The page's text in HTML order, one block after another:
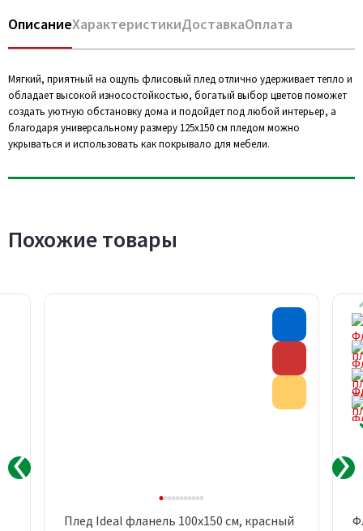
ОписаниеХарактеристикиДоставкаОплата
Мягкий, приятный на ощупь флисовый плед отлично удерживает тепло и
обладает высокой износостойкостью, богатый выбор цветов поможет
создать уютную обстановку дома и подойдет под любой интерьер, а
благодаря универсальному размеру 125х150 см пледом можно
укрываться и использовать как покрывало для мебели.
Похожие товары
Хит
Плед Ideal фланель 100х150 см, красный